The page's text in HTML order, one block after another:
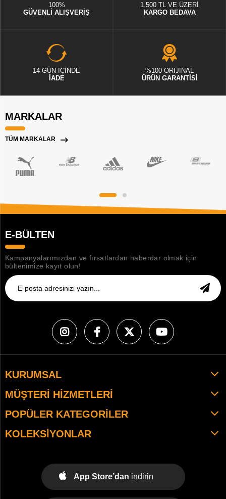
100%
GÜVENLİ ALIŞVERİŞ
1.500 TL VE ÜZERİ
KARGO BEDAVA
14 GÜN İÇİNDE
İADE
%100 ORİJİNAL
ÜRÜN GARANTİSİ
MARKALAR
TÜM MARKALAR
E-BÜLTEN
Kampanyalarımızdan ve fırsatlardan haberdar olmak için
bültenimize kayıt olun!
KURUMSAL
MÜŞTERI HIZMETLERI
POPÜLER KATEGORILER
KOLEKSIYONLAR
App Store’dan indirin